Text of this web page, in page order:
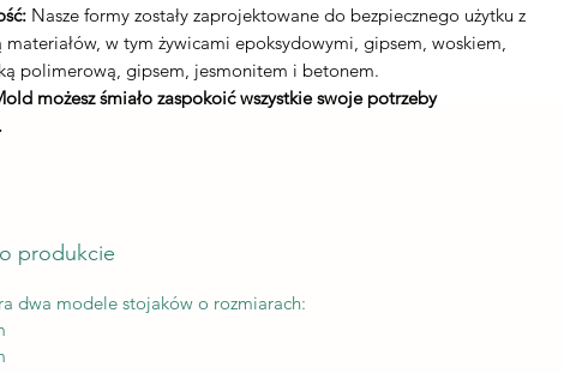
Nasze formy zostały zaprojektowane do bezpiecznego użytku z
materiałów, w tym żywicami epoksydowymi, gipsem, woskiem,
polimerową, gipsem, jesmonitem i betonem.
możesz śmiało zaspokoić wszystkie swoje potrzeby
produkcie
dwa modele stojaków o rozmiarach: